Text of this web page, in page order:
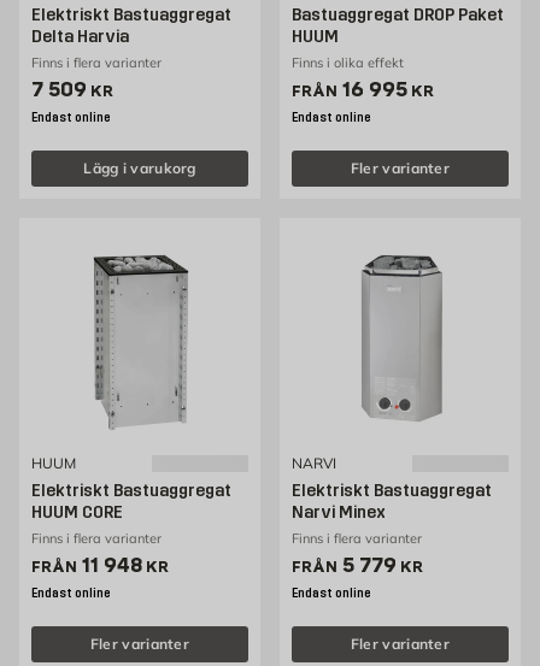
Elektriskt Bastuaggregat
Delta Harvia
Finns i flera varianter
Pris 7509 kr
7 509 KR
Endast online
Lägg i varukorg
Bastuaggregat DROP Paket
HUUM
Finns i olika effekt
FRÅN Pris 16995 kr
16 995 KR
Endast online
Fler varianter
HUUM
Elektriskt Bastuaggregat
HUUM CORE
Finns i flera varianter
FRÅN Pris 11948 kr
11 948 KR
Endast online
Fler varianter
NARVI
Elektriskt Bastuaggregat
Narvi Minex
Finns i flera varianter
FRÅN Pris 5779 kr
5 779 KR
Endast online
Fler varianter